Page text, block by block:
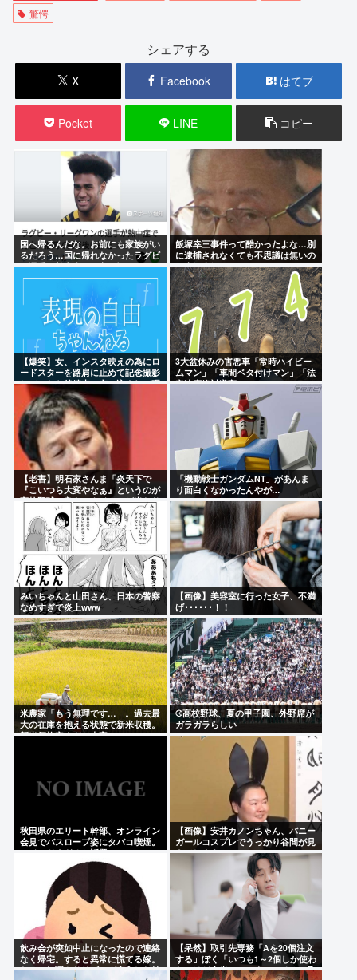
驚愕
シェアする
X Facebook はてブ
Pocket LINE コピー
国へ帰るんだな。お前にも家族がい
るだろう…国に帰れなかったラグビ
ー選手。熱中症で死亡。福岡
飯塚幸三事件って酷かったよな…別
に逮捕されなくても不思議は無いの
に上級上級叩かれまくってさ
【爆笑】女、インスタ映えの為にロ
ードスターを路肩に止めて記念撮影
していたら後続車に突っ込まれて咽
び泣くwww
3大盆休みの害悪車「常時ハイビー
ムマン」「車間ベタ付けマン」「法
定速度絶対遵守マン」
【老害】明石家さんま「炎天下で
『こいつら大変やなぁ』というのが
高校野球の良さ。ナイターが当たり
前だとつまらない」
「機動戦士ガンダムNT」があんま
り面白くなかったんやが…
みいちゃんと山田さん、日本の警察
なめすぎで炎上www
【画像】美容室に行った女子、不満
げ･･････！！
米農家「もう無理です…」。過去最
大の在庫を抱える状態で新米収穫。
新米価格安すぎて赤字に
⚾高校野球、夏の甲子園、外野席が
ガラガラらしい
秋田県のエリート幹部、オンライン
会見でバスローブ姿にタバコ喫煙。
ワイルドすぎると話題に
【画像】安井カノンちゃん、バニー
ガールコスプレでうっかり谷間が見
えてしまう
飲み会が突如中止になったので連絡
なく帰宅。すると異常に慌てる嫁。
なので無理やりリビング突入した結
【呆然】取引先専務「Aを20個注文
する」ぼく「いつも1～2個しか使わ
ないけど本当に20であってる？」取